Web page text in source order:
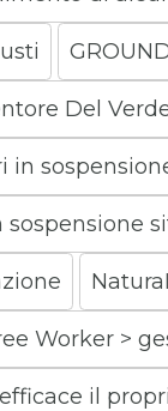
Del
Worker >
il